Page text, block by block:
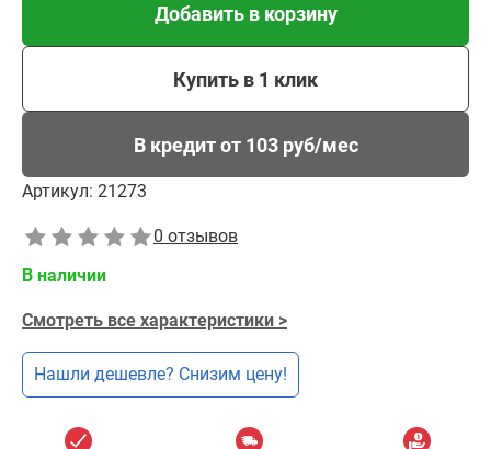
Добавить в корзину
Купить в 1 клик
В кредит от 103 руб/мес
Артикул: 21273
0 отзывов
В наличии
Смотреть все характеристики >
Нашли дешевле? Снизим цену!